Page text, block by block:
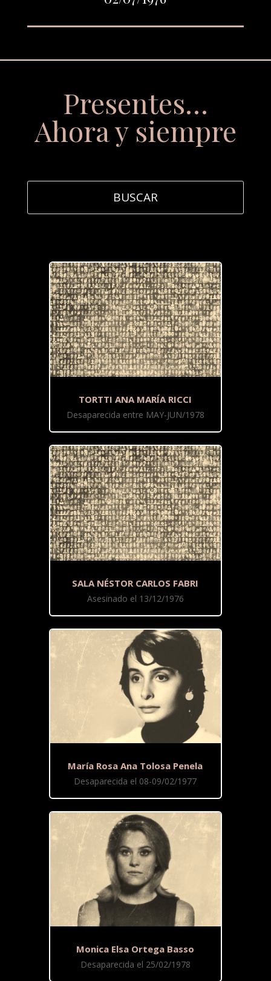
Presentes…
Ahora y siempre
TORTTI ANA MARÍA RICCI
Desaparecida entre MAY-JUN/1978
SALA NÉSTOR CARLOS FABRI
Asesinado el 13/12/1976
María Rosa Ana Tolosa Penela
Desaparecida el 08-09/02/1977
Monica Elsa Ortega Basso
Desaparecida el 25/02/1978